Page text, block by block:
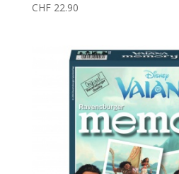
CHF22.90